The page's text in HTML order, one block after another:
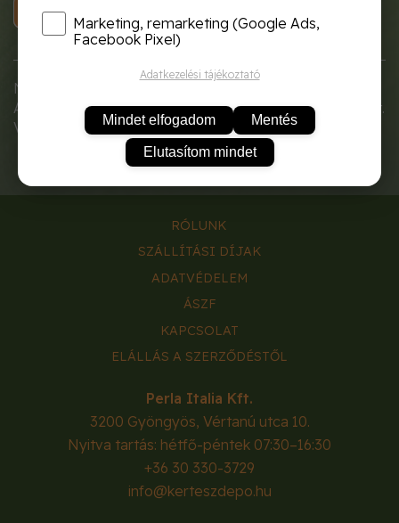
KOSÁRBA
Női védőkesztyű.
A felső része szellőzik, a tenyere és az ujj része mártott.
Vékony, jól lehet vele érezni, fogni a vékony dolgokat is
RÓLUNK
SZÁLLÍTÁSI DÍJAK
ADATVÉDELEM
ÁSZF
KAPCSOLAT
ELÁLLÁS A SZERZŐDÉSTŐL
Perla Italia Kft.
3200 Gyöngyös, Vértanú utca 10.
Nyitva tartás: hétfő-péntek 07:30–16:30
+36 30 330-3729
info@kerteszdepo.hu
Marketing, remarketing (Google Ads,
Facebook Pixel)
Adatkezelési tájékoztató
Mindet elfogadom Mentés
Elutasítom mindet